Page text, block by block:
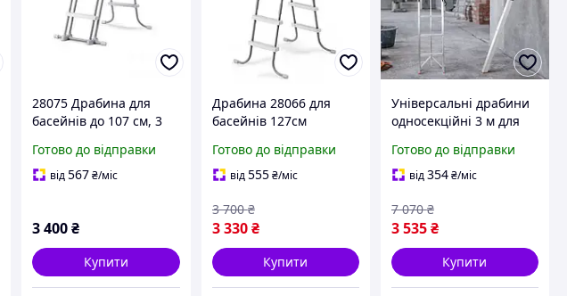
28075 Драбина для
басейнів до 107 см, 3
майданчика, із
захистом
Готово до відправки
від567₴/міс
3 400₴
Купити
Драбина 28066 для
басейнів 127см
Готово до відправки
від555 ₴/міс
3 330 ₴
3 700 ₴
Купити
Універсальні драбини
односекційні 3 м для
навантаженням до 150
кг
Готово до відправки
від354₴/міс
3 535₴
7 070 ₴
Купити